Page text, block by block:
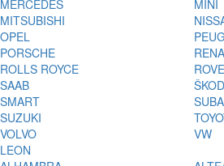
MERCEDES
MINI
MITSUBISHI
OPEL
PORSCHE
ROLLS ROYCE
SAAB
SMART
SUZUKI
VOLVO
VW
LEON